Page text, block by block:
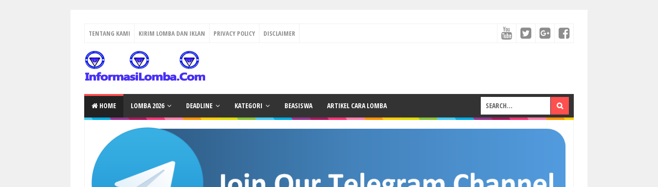
TENTANG KAMI KIRIM LOMBA DAN IKLAN PRIVACY POLICY DISCLAIMER
HOME LOMBA 2026 DEADLINE KATEGORI BEASISWA ARTIKEL CARA LOMBA